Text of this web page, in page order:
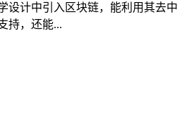
计中引入区块链，能利用其去
持，还能...